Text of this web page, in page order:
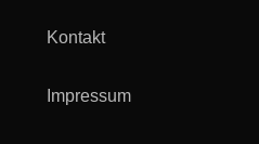
Kontakt
Impressum